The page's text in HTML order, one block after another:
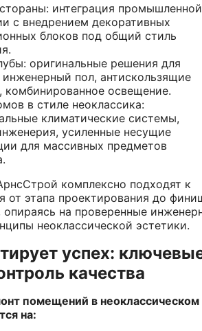
интеграция промышленной
с внедрением декоративных
блоков под общий стиль
оригинальные решения для
инженерный пол, антискользящие
комбинированное освещение.
в стиле неоклассика:
климатические системы,
усиленные несущие
для массивных предметов
комплексно подходят к
от этапа проектирования до
опираясь на проверенные
неоклассической эстетики.
успех:
качества
помещений в неоклассическом
на: